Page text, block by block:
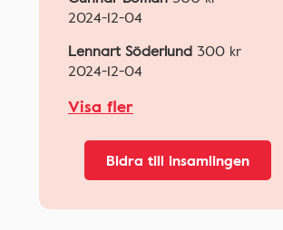
2024-12-04
Lennart Söderlund 300 kr
2024-12-04
Visa fler
Bidra till insamlingen